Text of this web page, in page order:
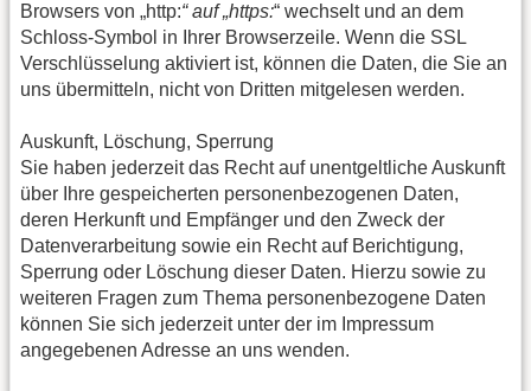
Browsers von „http:“ auf „https:“ wechselt und an dem
Schloss-Symbol in Ihrer Browserzeile. Wenn die SSL
Verschlüsselung aktiviert ist, können die Daten, die Sie an
uns übermitteln, nicht von Dritten mitgelesen werden.
Auskunft, Löschung, Sperrung
Sie haben jederzeit das Recht auf unentgeltliche Auskunft
über Ihre gespeicherten personenbezogenen Daten,
deren Herkunft und Empfänger und den Zweck der
Datenverarbeitung sowie ein Recht auf Berichtigung,
Sperrung oder Löschung dieser Daten. Hierzu sowie zu
weiteren Fragen zum Thema personenbezogene Daten
können Sie sich jederzeit unter der im Impressum
angegebenen Adresse an uns wenden.